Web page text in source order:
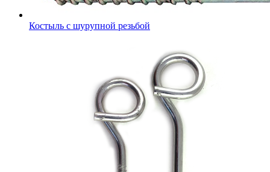
Костыль с шурупной резьбой